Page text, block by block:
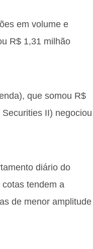
em volume e
R$ 1,31 milhão
que somou R$
II) negociou
diário do
tendem a
de menor amplitude